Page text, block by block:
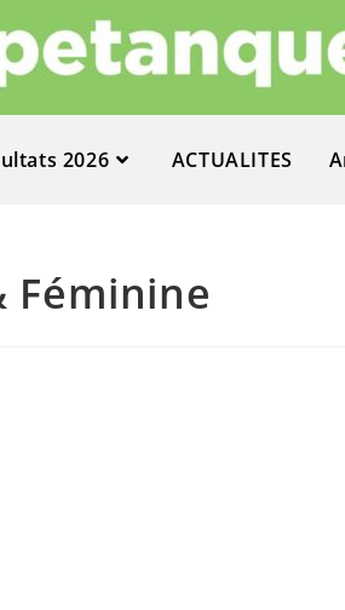
2026 ACTUALITES
Féminine